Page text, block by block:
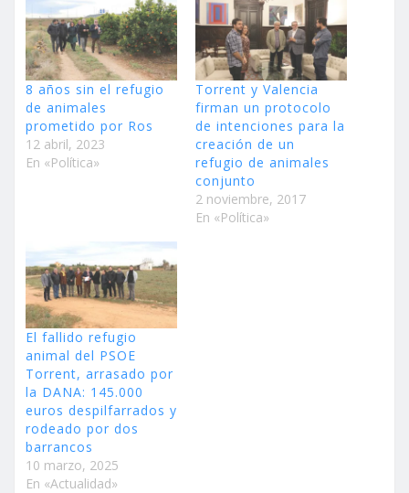
8 años sin el refugio
de animales
prometido por Ros
12 abril, 2023
En «Política»
Torrent y Valencia
firman un protocolo
de intenciones para la
creación de un
refugio de animales
conjunto
2 noviembre, 2017
En «Política»
El fallido refugio
animal del PSOE
Torrent, arrasado por
la DANA: 145.000
euros despilfarrados y
rodeado por dos
barrancos
10 marzo, 2025
En «Actualidad»